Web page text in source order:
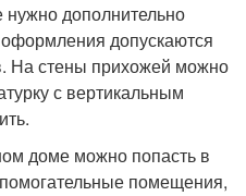
дополнительно
допускаются
На стены прихожей можно
с вертикальным
доме можно попасть в
помещения,